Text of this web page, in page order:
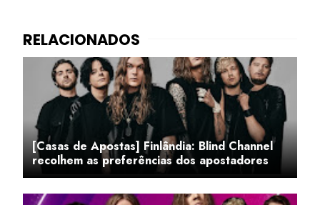
[Casas de Apostas] Finlândia: Blind Channel
recolhem as preferências dos apostadores